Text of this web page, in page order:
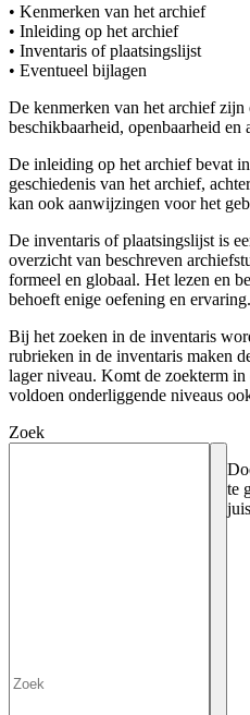
• Kenmerken van het archief
• Inleiding op het archief
• Inventaris of plaatsingslijst
• Eventueel bijlagen
De kenmerken van het archief
beschikbaarheid, openbaarheid en
De inleiding op het archief bevat
geschiedenis van het archief,
kan ook aanwijzingen voor het
De inventaris of plaatsingslijst is
overzicht van beschreven
formeel en globaal. Het lezen en
behoeft enige oefening en ervaring.
Bij het zoeken in de inventaris
rubrieken in de inventaris maken
lager niveau. Komt de zoekterm
voldoen onderliggende niveaus
Zoek
te